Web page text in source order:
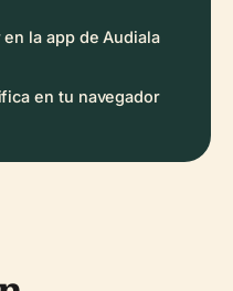
la app de Audiala
en tu navegador